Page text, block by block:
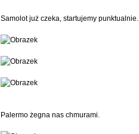
Samolot już czeka, startujemy punktualnie.
Palermo żegna nas chmurami.